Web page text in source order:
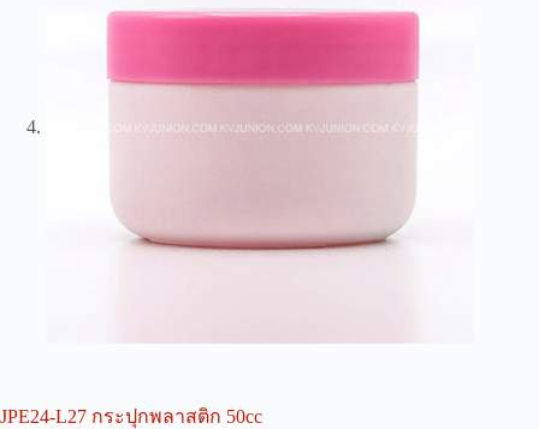
JPE24-L27 กระปุกพลาสติก 50cc